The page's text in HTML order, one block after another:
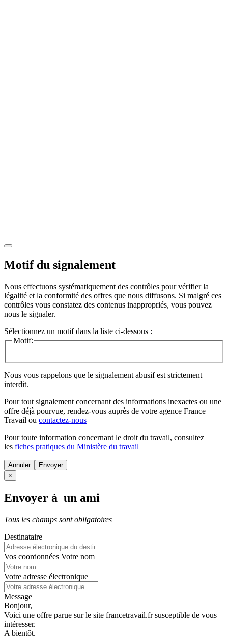
Motif du signalement
Nous effectuons systématiquement des contrôles pour vérifier la
légalité et la conformité des offres que nous diffusons. Si malgré ces
contrôles vous constatez des contenus inappropriés, vous pouvez
nous le signaler.
Sélectionnez un motif dans la liste ci-dessous :
Motif:
Nous vous rappelons que le signalement abusif est strictement
interdit.
Pour tout signalement concernant des informations inexactes ou une
offre déjà pourvue, rendez-vous auprès de votre agence France
Travail ou contactez-nous
Pour toute information concernant le droit du travail, consultez
les fiches pratiques du Ministère du travail
Annuler
×
Envoyer à un ami
Tous les champs sont obligatoires
Destinataire
Vos coordonnées Votre nom
Votre adresse électronique
Message
Bonjour,
Voici une offre parue sur le site francetravail.fr susceptible de vous
intéresser.
A bientôt.